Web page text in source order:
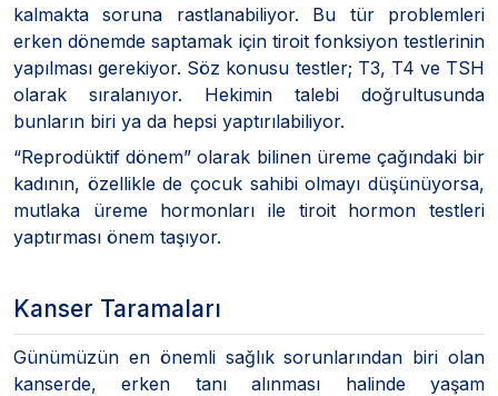
kalmakta soruna rastlanabiliyor. Bu tür problemleri
erken dönemde saptamak için tiroit fonksiyon testlerinin
yapılması gerekiyor. Söz konusu testler; T3, T4 ve TSH
olarak sıralanıyor. Hekimin talebi doğrultusunda
bunların biri ya da hepsi yaptırılabiliyor.
“Reprodüktif dönem” olarak bilinen üreme çağındaki bir
kadının, özellikle de çocuk sahibi olmayı düşünüyorsa,
mutlaka üreme hormonları ile tiroit hormon testleri
yaptırması önem taşıyor.
Kanser Taramaları
Günümüzün en önemli sağlık sorunlarından biri olan
kanserde, erken tanı alınması halinde yaşam